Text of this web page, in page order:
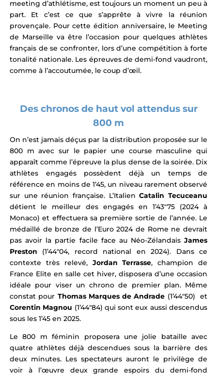
meeting d’athlétisme, est toujours un moment un peu à
part. Et c’est ce que s’apprête à vivre la réunion
provençale. Pour cette édition anniversaire, le Meeting
de Marseille va être l’occasion pour quelques athlètes
français de se confronter, lors d’une compétition à forte
tonalité nationale. Les épreuves de demi-fond vaudront,
comme à l’accoutumée, le coup d’œil.
Des chronos de haut vol attendus sur
800 m
On n’est jamais déçus par la distribution proposée sur le
800 m avec sur le papier une course masculine qui
apparaît comme l’épreuve la plus dense de la soirée. Dix
athlètes engagés possèdent déjà un temps de
référence en moins de 1’45, un niveau rarement observé
sur une réunion française. L’ItalienCatalin Tecuceanu
détient le meilleur des engagés en 1’43″75 (2024 à
Monaco) et effectuera sa première sortie de l’année. Le
médaillé de bronze de l’Euro 2024 de Rome ne devrait
pas avoir la partie facile face au Néo-Zélandais James
Preston (1’44″04, record national en 2024). Dans ce
contexte très relevé, Jordan Terrasse, champion de
France Elite en salle cet hiver, disposera d’une occasion
idéale pour viser un chrono de premier plan. Même
constat pour Thomas Marques de Andrade (1’44″50) et
Corentin Magnou (1’44″84) qui sont eux aussi descendus
sous les 1’45 en 2025.
Le 800 m féminin proposera une jolie bataille avec
quatre athlètes déjà descendues sous la barrière des
deux minutes. Les spectateurs auront le privilège de
voir à l’œuvre deux grande espoirs du demi-fond